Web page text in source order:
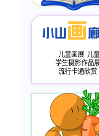
儿童画展 儿
学生摄影作品
流行卡通欣赏